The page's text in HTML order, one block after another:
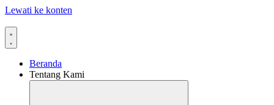
Lewati ke konten
Beranda
Tentang Kami